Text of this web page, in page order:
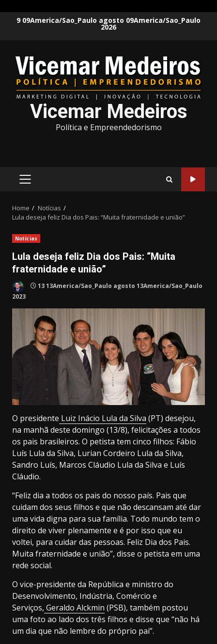
9 09America/Sao_Paulo agosto 09America/Sao_Paulo
2026
Vicemar Medeiros
Política e Empreendedorismo
PRIMARY
Home
Notícias
Lula deseja feliz Dia dos Pais: “Muita fraternidade e união”
Notícias
Lula deseja feliz Dia dos Pais: “Muita
fraternidade e união”
13 13America/Sao_Paulo agosto 13America/Sao_Paulo
2023
O presidente Luiz Inácio Lula da Silva (PT) desejou,
na manhã deste domingo (13/8), felicitações a todos
os pais brasileiros. O petista tem cinco filhos: Fábio
Luís Lula da Silva, Lurian Cordeiro Lula da Silva,
Sandro Luís, Marcos Cláudio Lula da Silva e Luís
Cláudio.
“Feliz dia a todos os pais do nosso país. Pais que
cuidam dos seus filhos e que não descansam até dar
uma vida digna para sua família. Todo mundo tem o
direito de viver plenamente e é por isso que eu
voltei, para cuidar das pessoas. Feliz Dia dos Pais.
Muita fraternidade e união”, disse o petista em uma
rede social.
O vice-presidente da República e ministro do
Desenvolvimento, Indústria, Comércio e
Serviços, Geraldo Alckmin (PSB), também postou
uma foto ao lado dos três filhos e disse que “não há
um dia que não lembre do próprio pai”.